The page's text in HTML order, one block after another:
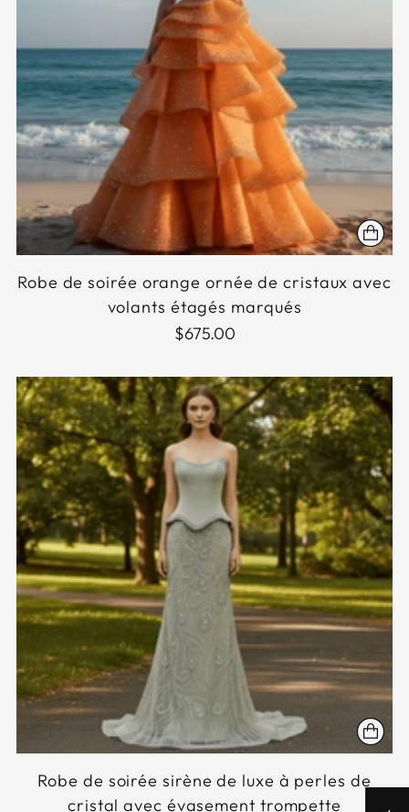
Robe de soirée orange ornée de cristaux avec
volants étagés marqués
$675.00
Robe de soirée sirène de luxe à perles de
cristal avec évasement trompette